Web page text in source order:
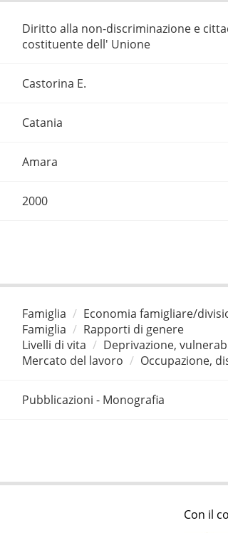
Diritto alla non-discriminazione e
costituente dell' Unione
Castorina E.
Catania
Amara
2000
Famiglia
Economia famigliare/
Famiglia
Rapporti di genere
Livelli di vita
Deprivazione,
Mercato del lavoro
Occupazione,
Pubblicazioni - Monografia
Con il